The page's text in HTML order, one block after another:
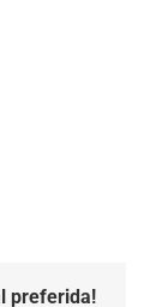
preferida!